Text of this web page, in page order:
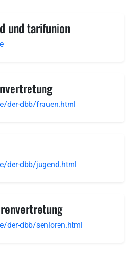
und tarifunion
der-dbb/frauen.html
der-dbb/jugend.html
der-dbb/senioren.html